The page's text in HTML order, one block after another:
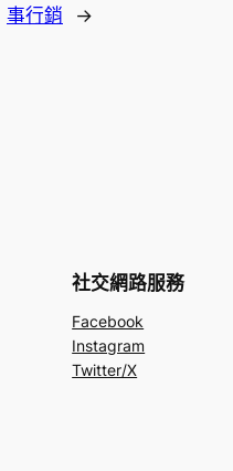
事行銷
→
社交網路服務
Facebook
Instagram
Twitter/X